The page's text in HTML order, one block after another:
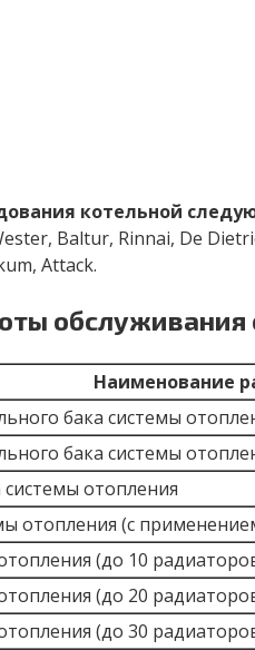
котельной
Baltur, Rinnai, De
Attack.
обслуживания
Наименование
бака системы
бака системы
системы отопления
отопления (с
(до 10
(до 20
(до 30